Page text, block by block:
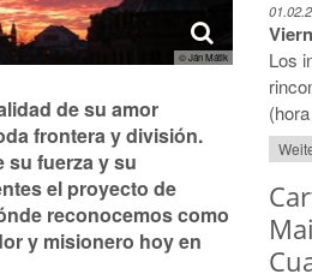
© Ján Mátik
de su amor
frontera y división.
su fuerza y su
el proyecto de
reconocemos como
y misionero hoy en
Los